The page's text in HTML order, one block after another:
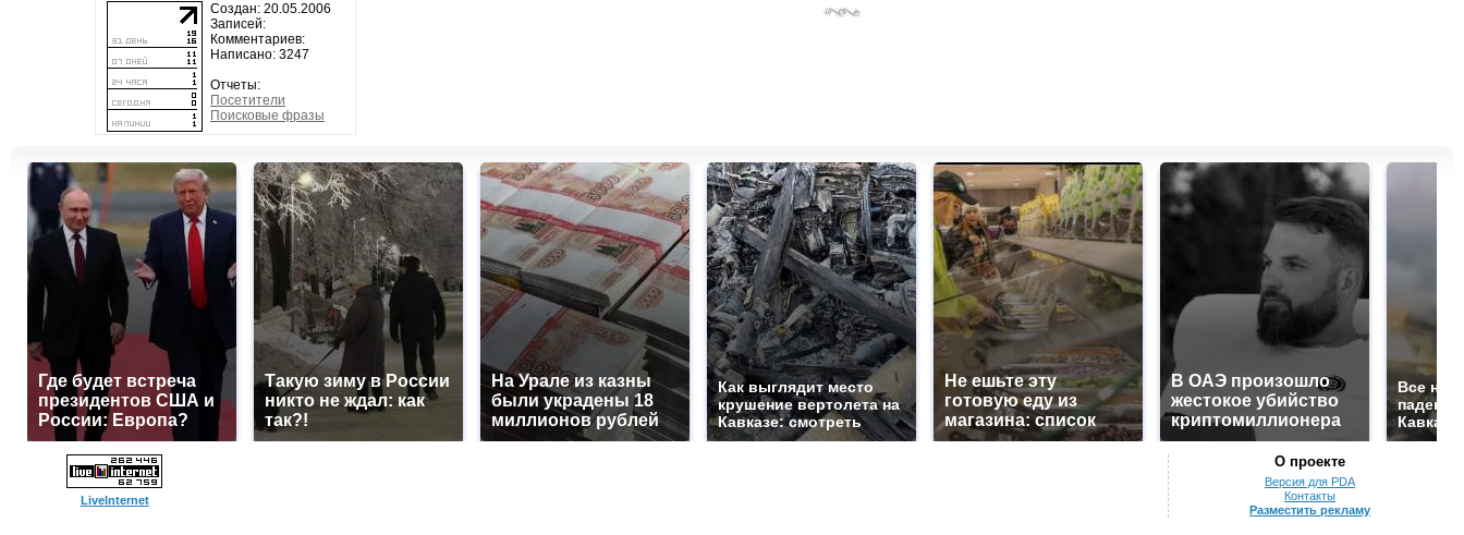
Создан: 20.05.2006
Записей:
Комментариев:
Написано: 3247
Отчеты:
Посетители
Поисковые фразы
Где будет встреча
президентов США и
России: Европа?
Такую зиму в России
никто не ждал: как
так?!
На Урале из казны
были украдены 18
миллионов рублей
Как выглядит место
крушение вертолета на
Кавказе: смотреть
Не ешьте эту
готовую еду из
магазина: список
В ОАЭ произошло
жестокое убийство
криптомиллионера
Все
LiveInternet
О проекте
Версия для PDA
Контакты
Разместить рекламу